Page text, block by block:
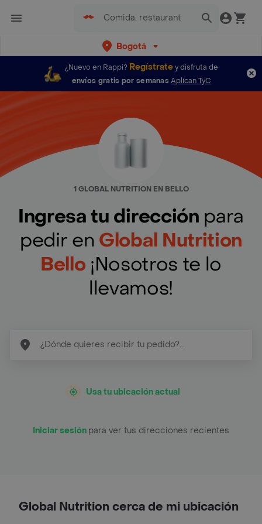
Bogotá
¿Nuevo en Rappi? Regístratey disfruta de
envíos gratis por semanas Aplican TyC
1 GLOBAL NUTRITION EN BELLO
Ingresa tu dirección para
pedir en Global Nutrition
Bello ¡Nosotros te lo
llevamos!
Usa tu ubicación actual
Iniciar sesión para ver tus direcciones recientes
Global Nutrition cerca de mi ubicación